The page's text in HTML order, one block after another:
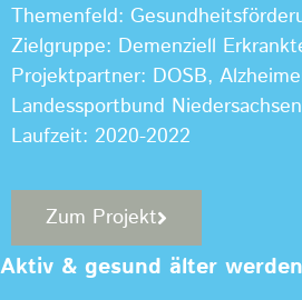
Themenfeld:
Zielgruppe: Demenziell
Projektpartner: DOSB,
Landessportbund Niedersachsen
Laufzeit: 2020-2022
Zum Projekt
Aktiv & gesund älter werden